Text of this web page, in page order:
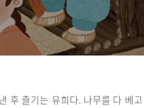
후 즐기는 유희다. 나무를 다 베